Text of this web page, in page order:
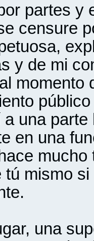
partes y
censure
y de mi
momento
una
en una
tú mismo
una